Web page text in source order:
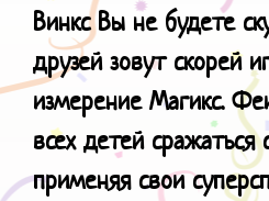
Винкс Вы не будете
друзей зовут скорей
измерение Магикс.
всех детей
применяя свои